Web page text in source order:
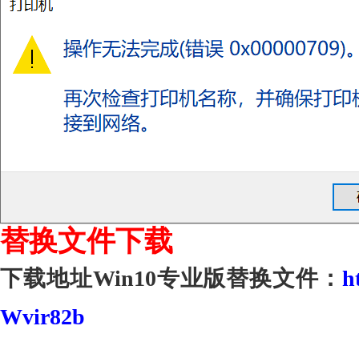
替换文件下载
下载地址Win10专业版替换文件：
Wvir82b